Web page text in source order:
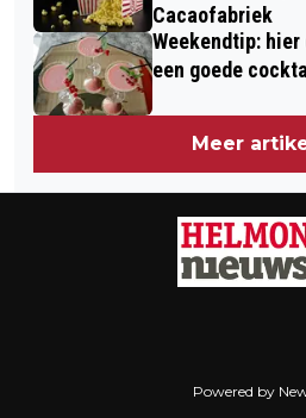
Cacaofabriek
Weekendtip: hier
een goede
Meer
Powered by